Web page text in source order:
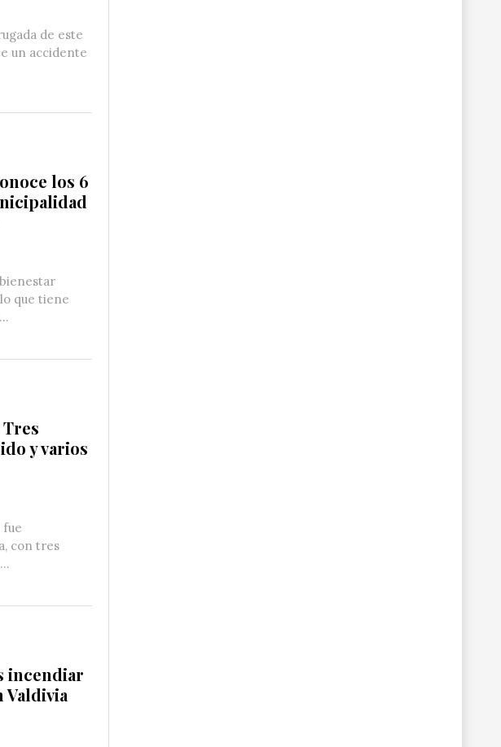
de este
un accidente
los 6
que tiene
y varios
fue
con tres
incendiar
Valdivia